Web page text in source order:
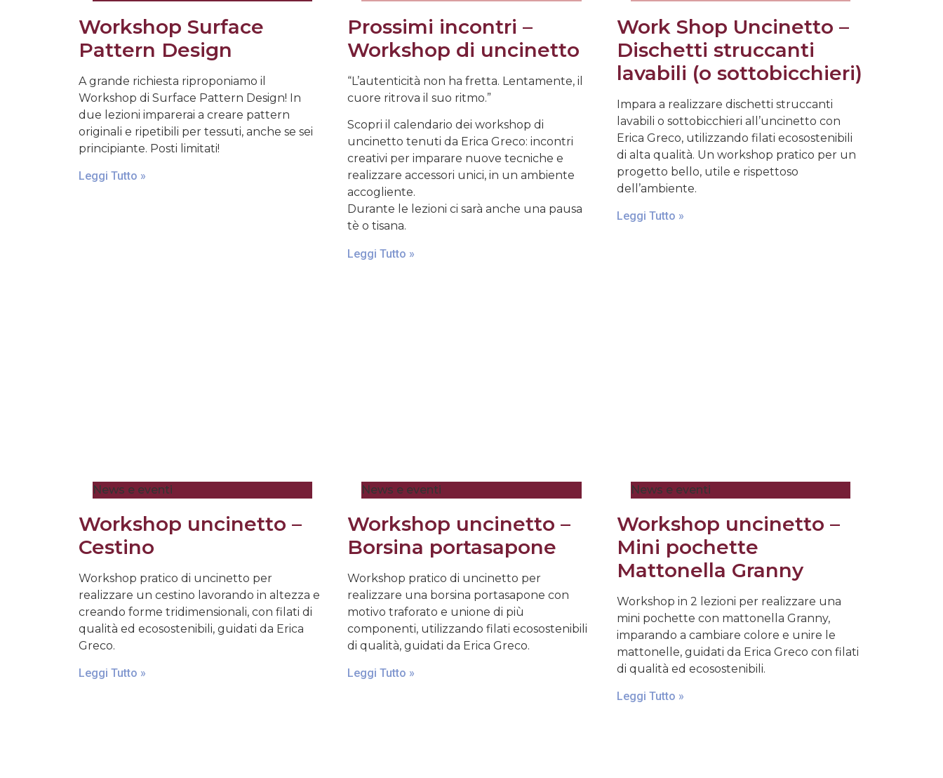
Workshop Surface
Pattern Design
A grande richiesta riproponiamo il
Workshop di Surface Pattern Design! In
due lezioni imparerai a creare pattern
originali e ripetibili per tessuti, anche se sei
principiante. Posti limitati!
Leggi Tutto »
Prossimi incontri –
Workshop di uncinetto
“L’autenticità non ha fretta. Lentamente, il
cuore ritrova il suo ritmo.”
Scopri il calendario dei workshop di
uncinetto tenuti da Erica Greco: incontri
creativi per imparare nuove tecniche e
realizzare accessori unici, in un ambiente
accogliente.
Durante le lezioni ci sarà anche una pausa
tè o tisana.
Leggi Tutto »
Work Shop Uncinetto –
Dischetti struccanti
lavabili (o sottobicchieri)
Impara a realizzare dischetti struccanti
lavabili o sottobicchieri all’uncinetto con
Erica Greco, utilizzando filati ecosostenibili
di alta qualità. Un workshop pratico per un
progetto bello, utile e rispettoso
dell’ambiente.
Leggi Tutto »
News e eventi
Workshop uncinetto –
Cestino
Workshop pratico di uncinetto per
realizzare un cestino lavorando in altezza e
creando forme tridimensionali, con filati di
qualità ed ecosostenibili, guidati da Erica
Greco.
Leggi Tutto »
News e eventi
Workshop uncinetto –
Borsina portasapone
Workshop pratico di uncinetto per
realizzare una borsina portasapone con
motivo traforato e unione di più
componenti, utilizzando filati ecosostenibili
di qualità, guidati da Erica Greco.
Leggi Tutto »
News e eventi
Workshop uncinetto –
Mini pochette
Mattonella Granny
Workshop in 2 lezioni per realizzare una
mini pochette con mattonella Granny,
imparando a cambiare colore e unire le
mattonelle, guidati da Erica Greco con filati
di qualità ed ecosostenibili.
Leggi Tutto »